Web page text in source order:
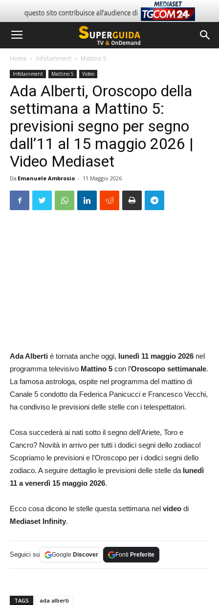
Home Infotainment Mattino 5
Infotainment Mattino 5 Video
Ada Alberti, Oroscopo della
settimana a Mattino 5:
previsioni segno per segno
dall’11 al 15 maggio 2026 |
Video Mediaset
Da Emanuele Ambrosio - 11 Maggio 2026
Ada Alberti è tornata anche oggi, lunedì 11 maggio 2026 nel
programma televisivo Mattino 5 con l’Oroscopo settimanale.
La famosa astrologa, ospite nel programma del mattino di
Canale 5 condotto da Federica Panicucci e Francesco Vecchi,
ha condiviso le previsioni delle stelle con i telespettatori.
Cosa succederà ai nati sotto il segno dell’Ariete, Toro e
Cancro? Novità in arrivo per tutti i dodici segni dello zodiaco!
Scopriamo le previsioni e l’Oroscopo per i dodici segni dello
zodiaco. A seguire dettaglio le previsioni delle stelle da lunedì
11 a venerdì 15 maggio 2026.
Ecco cosa dicono le stelle questa settimana nel video di
Mediaset Infinity.
Seguici su Google Discover Fonti Preferite
TAGS ada alberti